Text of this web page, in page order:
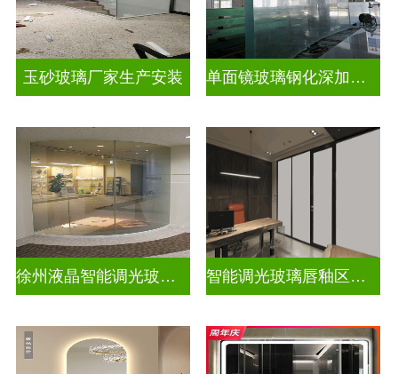
玉砂玻璃厂家生产安装 单面镜玻璃钢化深加工玻璃
徐州液晶智能调光玻璃定做电话 智能调光玻璃唇釉区别图片高清